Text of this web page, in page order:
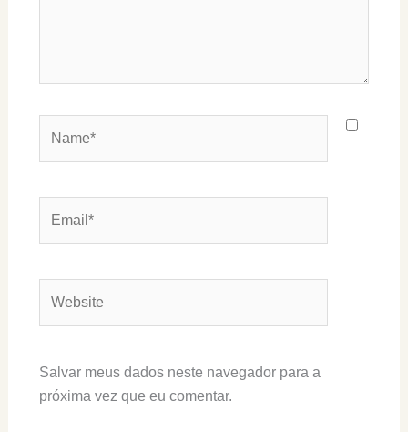
Salvar meus dados neste navegador para a
próxima vez que eu comentar.